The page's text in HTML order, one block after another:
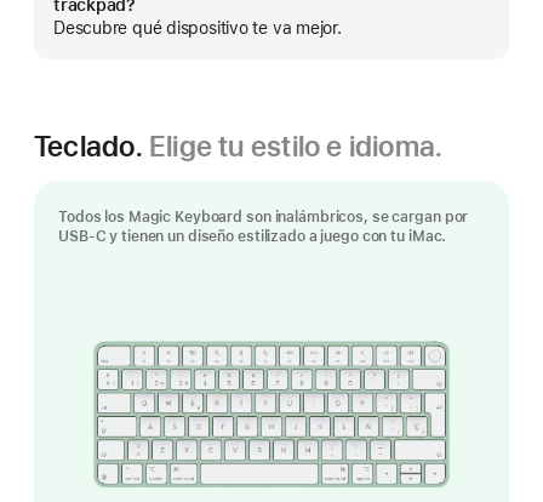
trackpad?
Descubre qué dispositivo te va mejor.
más
Teclado. Elige tu estilo e idioma.
Todos los Magic Keyboard son inalámbricos, se cargan por
USB-C y tienen un diseño estilizado a juego con tu iMac.